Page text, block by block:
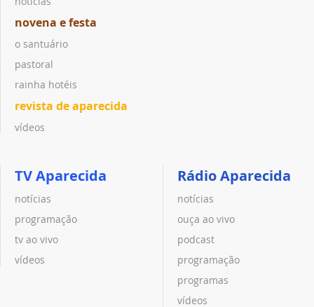
novena e festa
o santuário
pastoral
rainha hotéis
revista de aparecida
vídeos
TV Aparecida
notícias
programação
tv ao vivo
vídeos
Rádio Aparecida
notícias
ouça ao vivo
podcast
programação
programas
vídeos